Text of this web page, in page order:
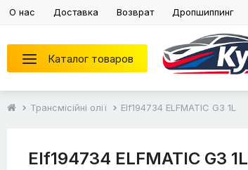
О нас Доставка Возврат Дропшиппинг
Каталог товаров
Трансмісійні олії Elf194734 ELFMATIC G3 1L
Elf194734 ELFMATIC G3 1L